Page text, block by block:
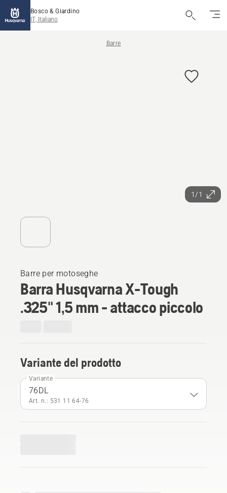
Bosco & Giardino
IT, Italiano
Barre
1/1
Barre per motoseghe
Barra Husqvarna X-Tough
.325" 1,5 mm - attacco piccolo
Variante del prodotto
Variante
76DL
Art. n.: 531 11 64‑76